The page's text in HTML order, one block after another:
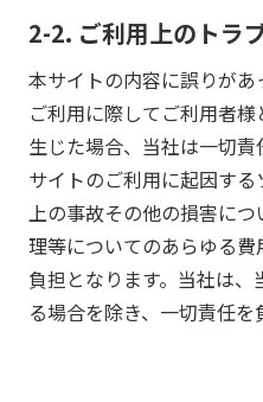
2-2. ご利用上のトラ
本サイトの内容に誤りが
ご利用に際してご利用者
生じた場合、当社は一切
サイトのご利用に起因す
上の事故その他の損害に
理等についてのあらゆる
負担となります。当社は
る場合を除き、一切責任を